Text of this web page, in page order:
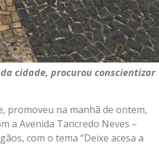
cidade, procurou conscientizar
promoveu na manhã de ontem,
a Avenida Tancredo Neves –
com o tema “Deixe acesa a